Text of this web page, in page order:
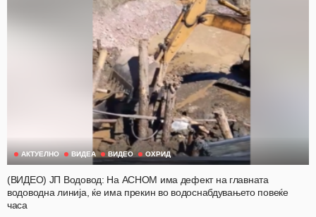
АКТУЕЛНО ВИДЕА ВИДЕО ОХРИД
(ВИДЕО) ЈП Водовод: На АСНОМ има дефект на главната
водоводна линија, ќе има прекин во водоснабдувањето повеќе
часа